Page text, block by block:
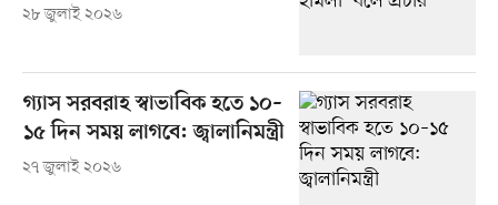
২৮ জুলাই ২০২৬
গ্যাস সরবরাহ স্বাভাবিক হতে ১০–
১৫ দিন সময় লাগবে: জ্বালানিমন্ত্রী
২৭ জুলাই ২০২৬